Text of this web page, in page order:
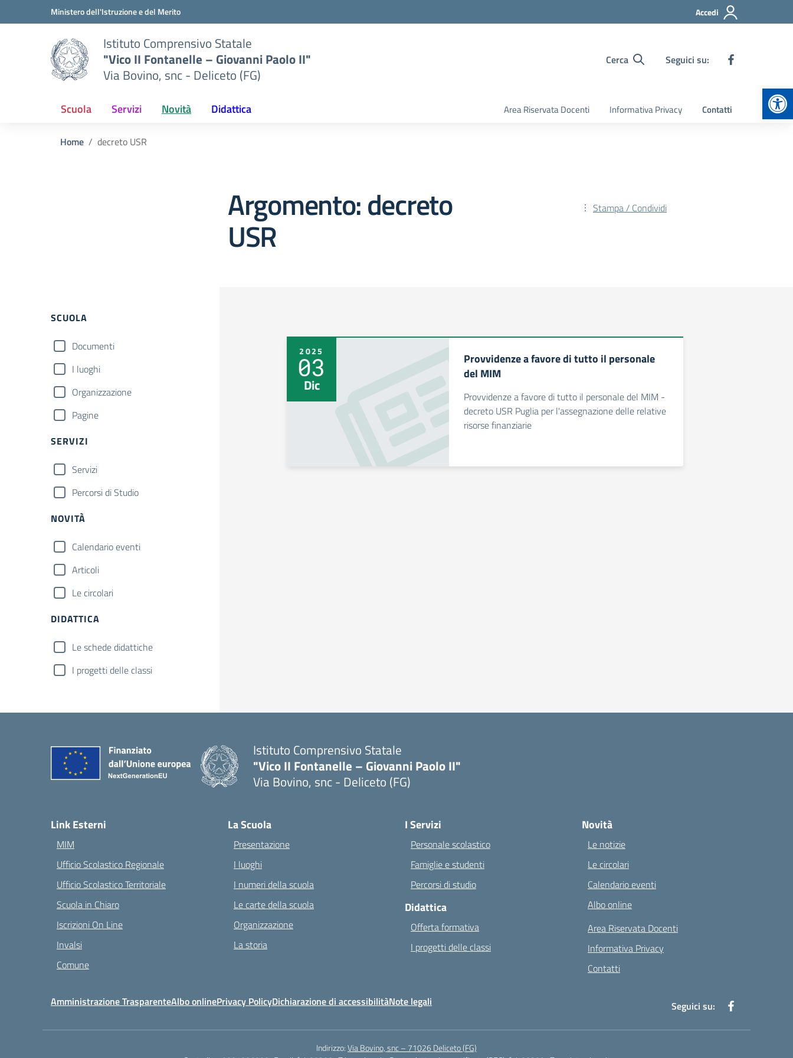
Vai ai contenuti
Vai al menu di navigazioneMinistero dell'Istruzione e del Merito Accedi
Istituto Comprensivo Statale
"Vico II Fontanelle – Giovanni Paolo II"
Via Bovino, snc - Deliceto (FG)
Cerca Seguici su:
Scuola Servizi Novità Didattica Area Riservata Docenti Informativa Privacy Contatti
Home decreto USR
Argomento: decreto
USR
Stampa / Condividi
Filtri
SCUOLA
Documenti
I luoghi
Organizzazione
Pagine
SERVIZI
Servizi
Percorsi di Studio
NOVITÀ
Calendario eventi
Articoli
Le circolari
DIDATTICA
Le schede didattiche
I progetti delle classi
2025
03
Dic
Provvidenze a favore di tutto il personale
del MIM
Provvidenze a favore di tutto il personale del MIM -
decreto USR Puglia per l'assegnazione delle relative
risorse finanziarie
Istituto Comprensivo Statale
"Vico II Fontanelle – Giovanni Paolo II"
Via Bovino, snc - Deliceto (FG)
Link Esterni
MIM
Ufficio Scolastico Regionale
Ufficio Scolastico Territoriale
Scuola in Chiaro
Iscrizioni On Line
Invalsi
Comune
La Scuola
Presentazione
I luoghi
I numeri della scuola
Le carte della scuola
Organizzazione
La storia
I Servizi
Personale scolastico
Famiglie e studenti
Percorsi di studio
Didattica
Offerta formativa
I progetti delle classi
Novità
Le notizie
Le circolari
Calendario eventi
Albo online
Area Riservata Docenti
Informativa Privacy
Contatti
Amministrazione TrasparenteAlbo onlinePrivacy PolicyDichiarazione di accessibilitàNote legali Seguici su:
Indirizzo:Via Bovino, snc – 71026 Deliceto (FG)